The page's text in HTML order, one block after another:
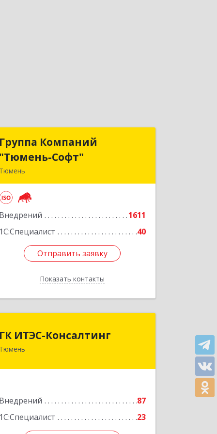
Группа Компаний
"Тюмень-Софт"
Тюмень
Внедрений
1611
1С:Специалист
40
Отправить заявку
Показать контакты
Группа Компаний
"Тюмень-Софт"
Салтыкова-Щедрина ул, дом № 44/4
Подробнее
Отправить заявку
Назад
ГК ИТЭС-Консалтинг
Тюмень
Внедрений
87
1С:Специалист
23
625032, Тюменская обл, Тюмень г,
Подробнее